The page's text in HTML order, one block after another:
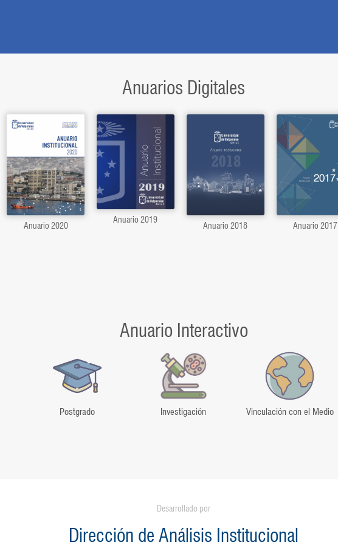
Anuarios Digitales
Anuario 2020
Anuario 2019
Anuario 2018 Anuario 2017
Anuario Interactivo
Postgrado Investigación Vinculación con el Medio
Desarrollado por
Dirección de Análisis Institucional